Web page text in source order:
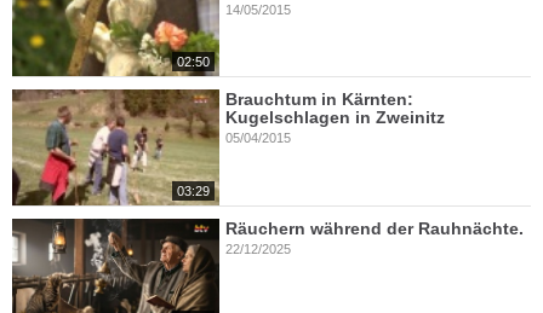
02:50
14/05/2015
03:29
Brauchtum in Kärnten:
Kugelschlagen in Zweinitz
05/04/2015
Räuchern während der Rauhnächte.
22/12/2025